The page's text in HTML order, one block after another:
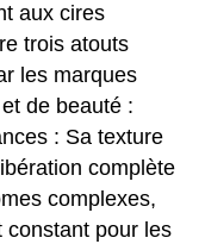
aux cires
trois atouts
les marques
de beauté :
: Sa texture
complète
complexes,
constant pour les